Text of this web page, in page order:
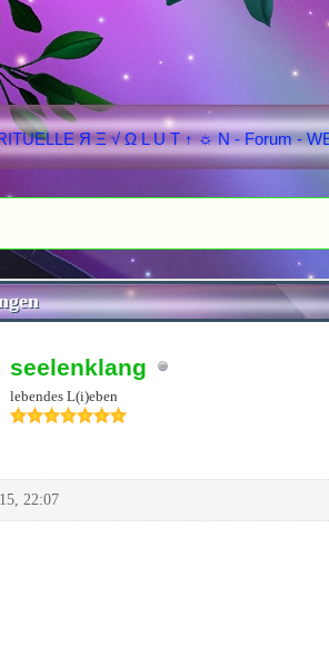
0 Bewertung(en) - 0 im Durchschnitt
1
2
3
4
5
seelenklang
lebendes L(i)eben
22:07